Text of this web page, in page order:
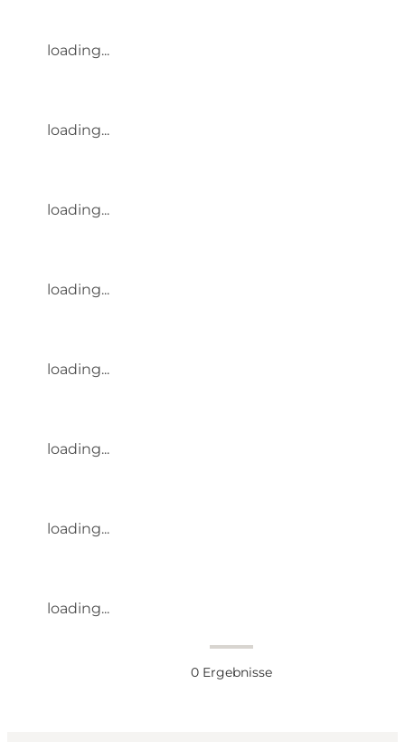
loading...
loading...
loading...
loading...
loading...
loading...
loading...
loading...
0 Ergebnisse